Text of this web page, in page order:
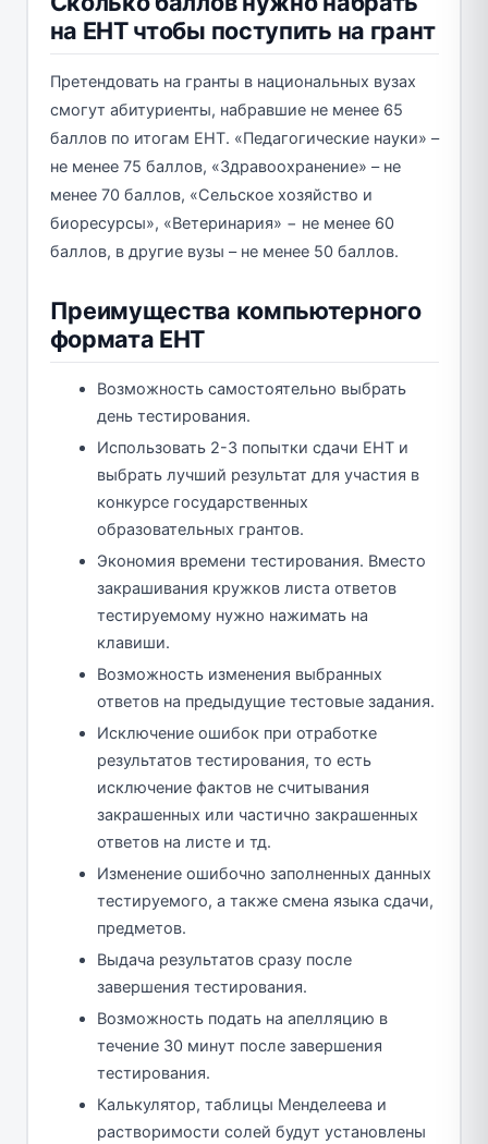
на ЕНТ чтобы поступить на грант
Претендовать на гранты в национальных вузах
смогут абитуриенты, набравшие не менее 65
баллов по итогам ЕНТ. «Педагогические науки» –
не менее 75 баллов, «Здравоохранение» – не
менее 70 баллов, «Сельское хозяйство и
биоресурсы», «Ветеринария» − не менее 60
баллов, в другие вузы – не менее 50 баллов.
Преимущества компьютерного
формата ЕНТ
Возможность самостоятельно выбрать
день тестирования.
Использовать 2-3 попытки сдачи ЕНТ и
выбрать лучший результат для участия в
конкурсе государственных
образовательных грантов.
Экономия времени тестирования. Вместо
закрашивания кружков листа ответов
тестируемому нужно нажимать на
клавиши.
Возможность изменения выбранных
ответов на предыдущие тестовые задания.
Исключение ошибок при отработке
результатов тестирования, то есть
исключение фактов не считывания
закрашенных или частично закрашенных
ответов на листе и тд.
Изменение ошибочно заполненных данных
тестируемого, а также смена языка сдачи,
предметов.
Выдача результатов сразу после
завершения тестирования.
Возможность подать на апелляцию в
течение 30 минут после завершения
тестирования.
Калькулятор, таблицы Менделеева и
растворимости солей будут установлены